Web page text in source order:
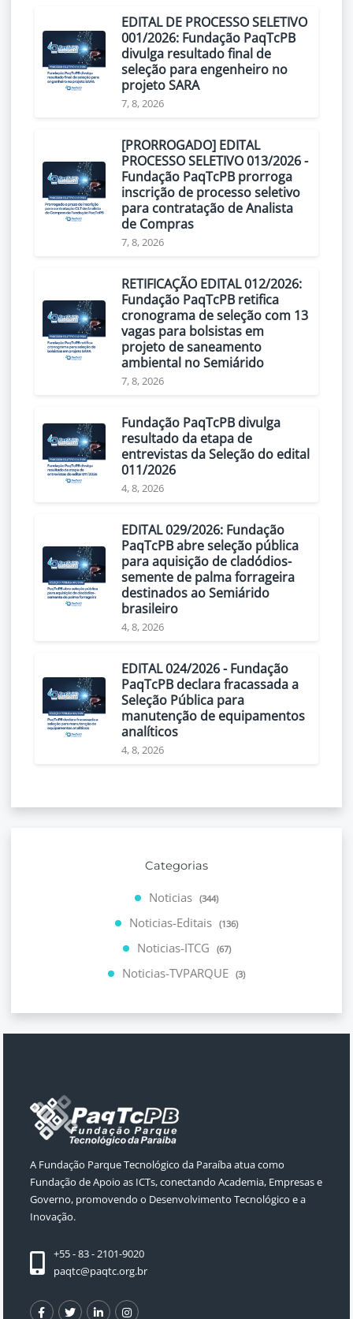
EDITAL DE PROCESSO SELETIVO
001/2026: Fundação PaqTcPB
divulga resultado final de
seleção para engenheiro no
projeto SARA
7, 8, 2026
[PRORROGADO] EDITAL
PROCESSO SELETIVO 013/2026 -
Fundação PaqTcPB prorroga
inscrição de processo seletivo
para contratação de Analista
de Compras
7, 8, 2026
RETIFICAÇÃO EDITAL 012/2026:
Fundação PaqTcPB retifica
cronograma de seleção com 13
vagas para bolsistas em
projeto de saneamento
ambiental no Semiárido
7, 8, 2026
Fundação PaqTcPB divulga
resultado da etapa de
entrevistas da Seleção do edital
011/2026
4, 8, 2026
EDITAL 029/2026: Fundação
PaqTcPB abre seleção pública
para aquisição de cladódios-
semente de palma forrageira
destinados ao Semiárido
brasileiro
4, 8, 2026
EDITAL 024/2026 - Fundação
PaqTcPB declara fracassada a
Seleção Pública para
manutenção de equipamentos
analíticos
4, 8, 2026
Categorias
Noticias (344)
Noticias-Editais (136)
Noticias-ITCG (67)
Noticias-TVPARQUE (3)
A Fundação Parque Tecnológico da Paraíba atua como
Fundação de Apoio as ICTs, conectando Academia, Empresas e
Governo, promovendo o Desenvolvimento Tecnológico e a
Inovação.
+55 - 83 - 2101-9020
paqtc@paqtc.org.br